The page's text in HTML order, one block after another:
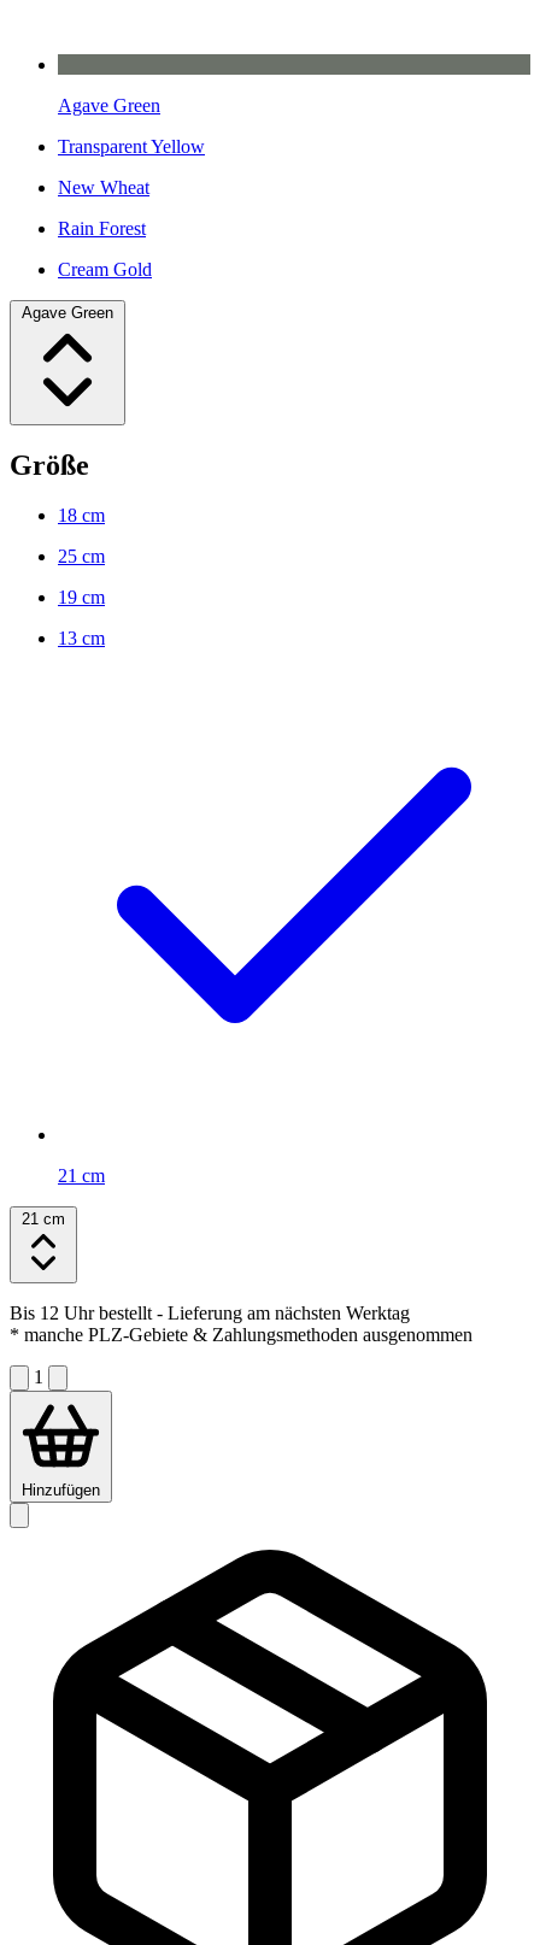
Agave Green
Transparent Yellow
New Wheat
Rain Forest
Cream Gold
Agave Green
Größe
18 cm
25 cm
19 cm
13 cm
21 cm
21 cm
Bis 12 Uhr bestellt- Lieferung am nächsten Werktag
* manche PLZ-Gebiete & Zahlungsmethoden ausgenommen
1
Hinzufügen